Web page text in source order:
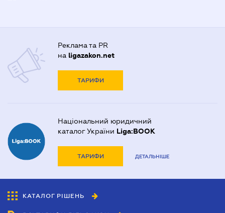
Реклама та PR
на ligazakon.net
ТАРИФИ
Національний юридичний
каталог України Liga:BOOK
ТАРИФИ ДЕТАЛЬНІШЕ
КАТАЛОГ РІШЕНЬ